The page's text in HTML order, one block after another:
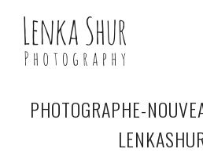
PHOTOGRAPHE-